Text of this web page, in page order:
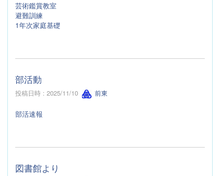
芸術鑑賞教室
避難訓練
1年次家庭基礎
部活動
投稿日時 : 2025/11/10 前東
部活速報
図書館より